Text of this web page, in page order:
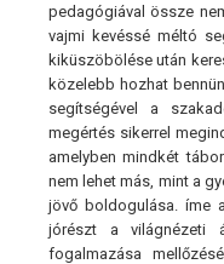
pedagógiával össze
vajmi kevéssé méltó
kiküszöbölése után
közelebb hozhat
segítségével a
megértés sikerrel
amelyben mindkét
nem lehet más, mint a
jövő boldogulása. íme
jórészt a világnézeti
fogalmazása